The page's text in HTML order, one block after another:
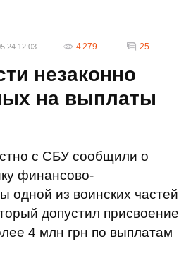
12:03 4 279 25
незаконно
на выплаты
с СБУ сообщили о
финансово-
одной из воинских частей
допустил присвоение
4 млн грн по выплатам